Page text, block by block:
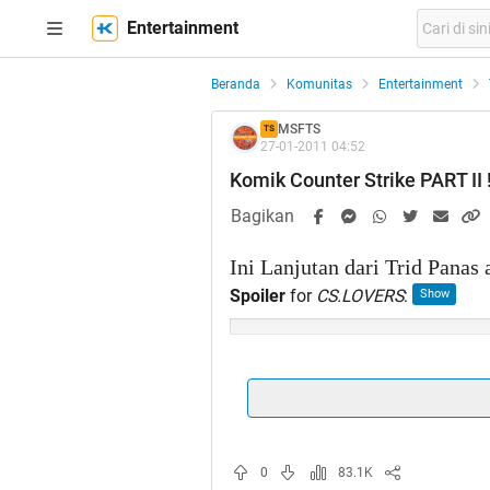
Entertainment
Beranda Komunitas Entertainment
TS MSFTS
27-01-2011 04:52
Komik Counter Strike PART II
Bagikan
Ini Lanjutan dari Trid Panas
Spoiler for CS.LOVERS:
TO DO POINT AJA
NELEN SG ??
0 83.1K